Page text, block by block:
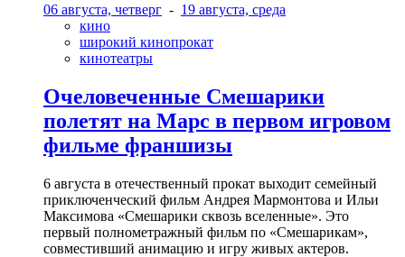
06 августа, четверг - 19 августа, среда
кино
широкий кинопрокат
кинотеатры
Очеловеченные Смешарики
полетят на Марс в первом игровом
фильме франшизы
6 августа в отечественный прокат выходит семейный
приключенческий фильм Андрея Мармонтова и Ильи
Максимова «Смешарики сквозь вселенные». Это
первый полнометражный фильм по «Смешарикам»,
совместивший анимацию и игру живых актеров.